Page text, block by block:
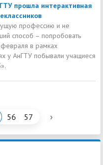
прошла интерактивная
профессию и не
способ – попробовать
в рамках
у АнГТУ побывали учащиеся
56 57 ›